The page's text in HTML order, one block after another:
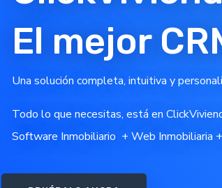
El mejor
Una solución completa, intuitiva y
Todo lo que necesitas, está en
Software Inmobiliario + Web Inmobiliaria +